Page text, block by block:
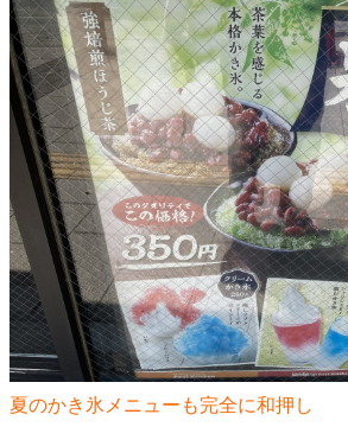
夏のかき氷メニューも完全に和押し